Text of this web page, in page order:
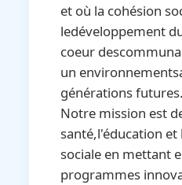
et où la cohésion
ledéveloppement
coeur
un
générations
Notre mission est
santé,l'éducation et
sociale en mettant
programmes